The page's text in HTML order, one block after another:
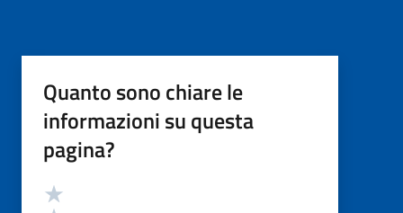
Quanto sono chiare le
informazioni su questa
pagina?
Valutazione